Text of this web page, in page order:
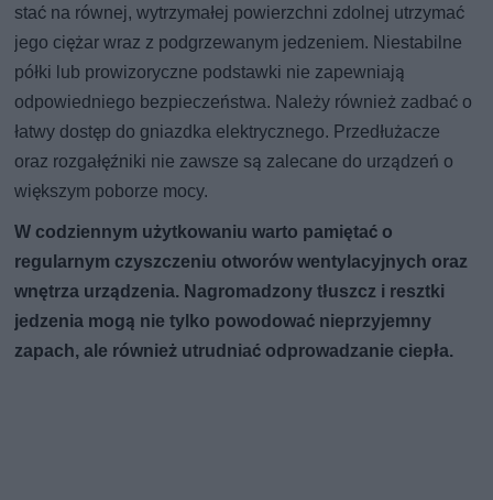
stać na równej, wytrzymałej powierzchni zdolnej utrzymać
jego ciężar wraz z podgrzewanym jedzeniem. Niestabilne
półki lub prowizoryczne podstawki nie zapewniają
odpowiedniego bezpieczeństwa. Należy również zadbać o
łatwy dostęp do gniazdka elektrycznego. Przedłużacze
oraz rozgałęźniki nie zawsze są zalecane do urządzeń o
większym poborze mocy.
W codziennym użytkowaniu warto pamiętać o
regularnym czyszczeniu otworów wentylacyjnych oraz
wnętrza urządzenia. Nagromadzony tłuszcz i resztki
jedzenia mogą nie tylko powodować nieprzyjemny
zapach, ale również utrudniać odprowadzanie ciepła.